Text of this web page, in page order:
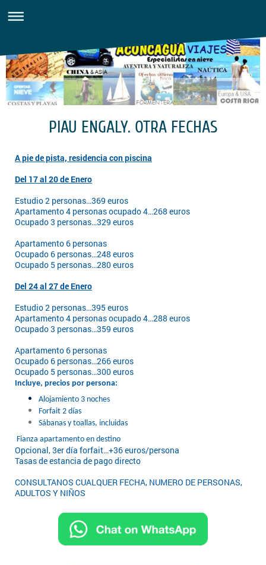
PIAU ENGALY. OTRA FECHAS
A pie de pista, residencia con piscina
Del 17 al 20 de Enero
Estudio 2 personas…369 euros
Apartamento 4 personas ocupado 4…268 euros
Ocupado 3 personas…329 euros
Apartamento 6 personas
Ocupado 6 personas…248 euros
Ocupado 5 personas…280 euros
Del 24 al 27 de Enero
Estudio 2 personas…395 euros
Apartamento 4 personas ocupado 4…288 euros
Ocupado 3 personas…359 euros
Apartamento 6 personas
Ocupado 6 personas…266 euros
Ocupado 5 personas…300 euros
Incluye, precios por persona:
Alojamiento 3 noches
Forfait 2 días
Sábanas y toallas, incluidas
Fianza apartamento en destino
Opcional, 3er día forfait…+36 euros/persona
Tasas de estancia de pago directo
CONSULTANOS CUALQUER FECHA, NUMERO DE PERSONAS,
ADULTOS Y NIÑOS